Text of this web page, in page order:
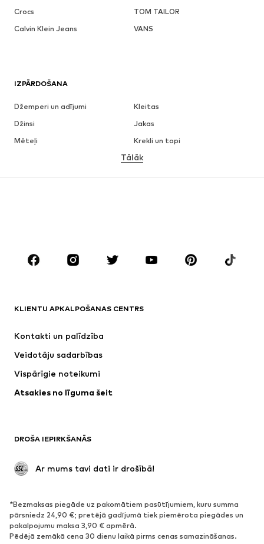
Crocs
TOM TAILOR
Calvin Klein Jeans
VANS
IZPĀRDOŠANA
Džemperi un adījumi
Kleitas
Džinsi
Jakas
Mēteļi
Krekli un topi
Apakšveļa
Svārki
Blūzes un tunikas
Aksesuāri
Premium
Jaunumi
Šobrīd populāri
Apakšveļa
Mēteļi
Svinības
Ekskluzīvi
APAVI
Jaunumi
Šobrīd populāri
Tālāk
KLIENTU APKALPOŠANAS CENTRS
Kontakti un palīdzība
Veidotāju sadarbības
Vispārīgie noteikumi
Atsakies no līguma šeit
DROŠA IEPIRKŠANĀS
Ar mums tavi dati ir drošībā!
*Bezmaksas piegāde uz pakomātiem pasūtījumiem, kuru summa
pārsniedz 24,90 €; pretējā gadījumā tiek piemērota piegādes un
pakalpojumu maksa 3,90 € apmērā.
Pēdējā zemākā cena 30 dienu laikā pirms cenas samazināšanas.